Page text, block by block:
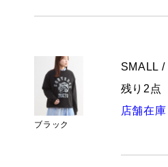
ブラック
SMALL /
残り2点
店舗在庫